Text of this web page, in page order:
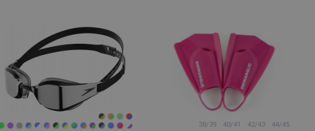
38/39 40/41 42/43 44/45